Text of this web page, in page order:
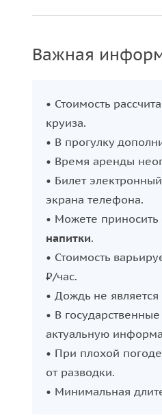
катеров. Поэтому
В чем особенность
• Классические
мостов.
• Возможность
• Возможность взять
• Комфортно в любую
• Гибкое расписание:
Маршрут катания
Прогулка стартует
До 2 часов
Исаакиевский собор,
Стрелку
От 2 до 3 часов—
Центр.
От 3 часов—
пригороды:Петергоф,
Важная
• Стоимость
круиза.
• В прогулку
• Время аренды
• Билет
экрана телефона.
• Можете приносить
напитки.
• Стоимость
₽/час.
• Дождь не
• В
актуальную
• При плохой
от разводки.
• Минимальная